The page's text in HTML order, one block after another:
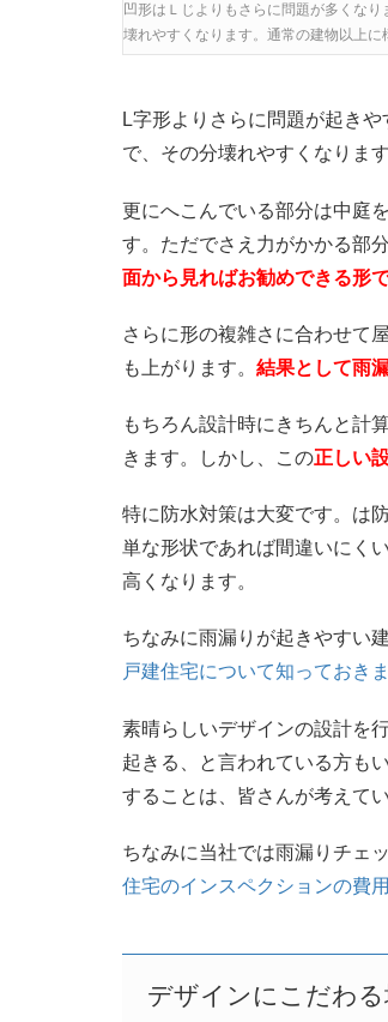
凹形はＬじよりもさらに問題が多くな
壊れやすくなります。通常の建物以上に
L字形よりさらに問題が起き
で、その分壊れやすくなります
更にへこんでいる部分は中庭
す。ただでさえ力がかかる部
面から見ればお勧めできる形
さらに形の複雑さに合わせて
も上がります。 結果として雨
もちろん設計時にきちんと計
きます。しかし、この正しい
特に防水対策は大変です。は
単な形状であれば間違いにく
高くなります。
ちなみに雨漏りが起きやすい
戸建住宅について知っておきま
素晴らしいデザインの設計を
起きる、と言われている方も
することは、皆さんが考えて
ちなみに当社では雨漏りチェ
住宅のインスペクションの費
デザインにこだわ